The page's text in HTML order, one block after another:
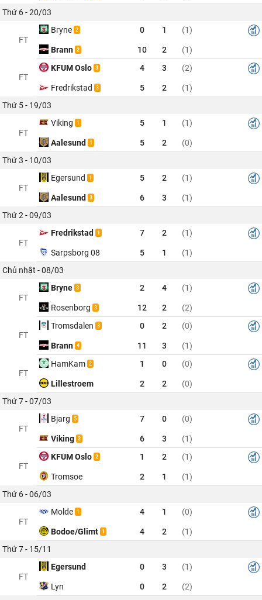
Thứ 6 - 20/03
FT
Bryne 2 0 1 (1)
Brann 2 10 2 (1)
FT
KFUM Oslo 3 4 3 (2)
Fredrikstad 3 5 2
(1)
Thứ 5 - 19/03
FT
Viking 1 5 1 (1)
Aalesund 1 5 2
(0)
Thứ 3 - 10/03
FT
Egersund 1 5 2 (1)
Aalesund 3 6 3
(1)
Thứ 2 - 09/03
FT
Fredrikstad 1 7 2 (1)
Sarpsborg 08 5 1
(1)
Chủ nhật - 08/03
FT
Bryne 3 2 4 (1)
Rosenborg 3 12 2 (2)
FT
Tromsdalen 3 0 2 (0)
Brann 4 11 3 (1)
FT
HamKam 2 1 0 (0)
Lillestroem 2 2
(0)
Thứ 7 - 07/03
FT
Bjarg 5 7 0 (0)
Viking 2 6 3 (1)
FT
KFUM Oslo 2 1 2 (1)
Tromsoe 2 1
(1)
Thứ 6 - 06/03
FT
Molde 1 4 1 (0)
Bodoe/Glimt 1 4 2
(1)
Thứ 7 - 15/11
FT
Egersund 0 3 (1)
Lyn 0 2
(2)